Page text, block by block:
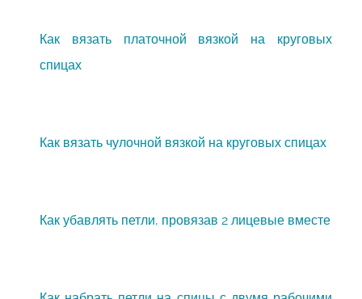
Как вязать платочной вязкой на круговых
спицах
Как вязать чулочной вязкой на круговых спицах
Как убавлять петли, провязав 2 лицевые вместе